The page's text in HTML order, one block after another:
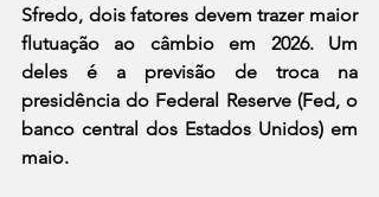
Sfredo, dois fatores devem trazer maior
flutuação ao câmbio em 2026. Um
deles é a previsão de troca na
presidência do Federal Reserve (Fed, o
banco central dos Estados Unidos) em
maio.